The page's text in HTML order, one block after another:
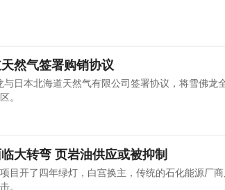
然气签署购销协议
日本北海道天然气有限公司签署协议，将雪佛龙
。
大转弯 页岩油供应或被抑制
目开了四年绿灯，白宫换主，传统的石化能源厂
。